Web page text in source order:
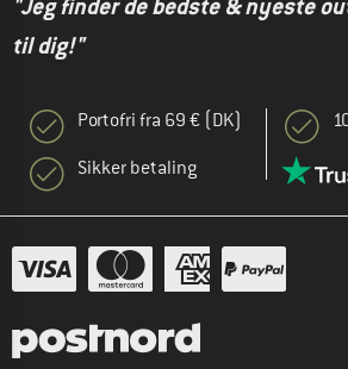
"Jeg finder de bedste & nyeste
til dig!"
Portofri fra 69 € (DK)
Sikker betaling